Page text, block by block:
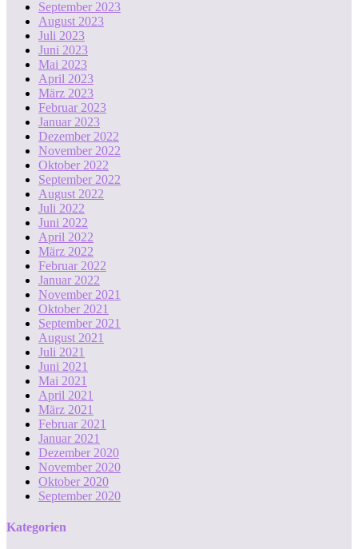
September 2023
August 2023
Juli 2023
Juni 2023
Mai 2023
April 2023
März 2023
Februar 2023
Januar 2023
Dezember 2022
November 2022
Oktober 2022
September 2022
August 2022
Juli 2022
Juni 2022
April 2022
März 2022
Februar 2022
Januar 2022
November 2021
Oktober 2021
September 2021
August 2021
Juli 2021
Juni 2021
Mai 2021
April 2021
März 2021
Februar 2021
Januar 2021
Dezember 2020
November 2020
Oktober 2020
September 2020
Kategorien